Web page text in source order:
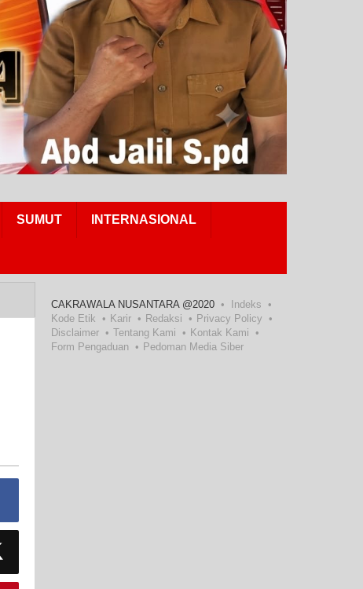
SUMUT INTERNASIONAL
CAKRAWALA NUSANTARA @2020
Indeks
Kode Etik
Karir Redaksi
Privacy Policy
Disclaimer
Tentang Kami
Kontak Kami
Form Pengaduan
Pedoman Media Siber